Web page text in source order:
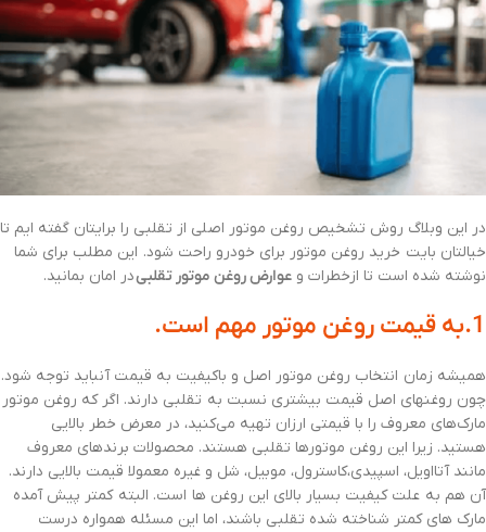
در این وبلاگ روش تشخیص روغن موتور اصلی از تقلبی را برایتان گفته ایم تا
خیالتان بایت خرید روغن موتور برای خودرو راحت شود. این مطلب برای شما
نوشته شده است تا ازخطرات و عوارض روغن موتور تقلبیدر امان بمانید.
1.به قیمت روغن موتور مهم است.
همیشه زمان انتخاب روغن موتور اصل و باکیفیت به قیمت آنباید توجه شود.
چون روغنهای اصل قیمت بیشتری نسبت به تقلبی دارند. اگر که روغن موتور
مارک‌های معروف را با قیمتی ارزان تهیه می‌کنید، در معرض خطر بالایی
هستید. زیرا این روغن موتورها تقلبی هستند. محصولات برندهای معروف
مانند آتااویل، اسپیدی،کاسترول، موبیل، شل و غیره معمولا قیمت بالایی دارند.
آن هم به علت کیفیت بسیار بالای این روغن ها است. البته کمتر پیش آمده
مارک های کمتر شناخته شده تقلبی باشند، اما این مسئله همواره درست